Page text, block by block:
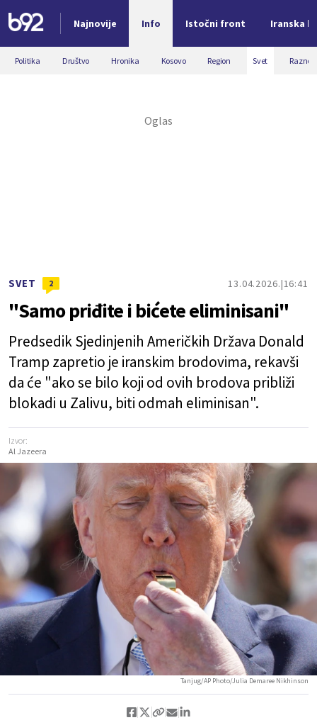
Najnovije Info Istočni front Iranska
Nova vest
Politika Društvo Hronika Kosovo Region Svet Razno
SVET 2 13.04.2026. 16:41
"Samo priđite i bićete eliminisani"
Predsedik Sjedinjenih Američkih Država Donald
Tramp zapretio je iranskim brodovima, rekavši
da će "ako se bilo koji od ovih brodova približi
blokadi u Zalivu, biti odmah eliminisan".
Izvor:
Al Jazeera
Tanjug/AP Photo/Julia Demaree Nikhinson